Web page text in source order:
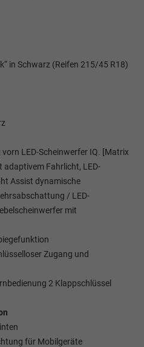
in Schwarz (Reifen 215/45 R18)
LED-Scheinwerfer IQ. [Matrix
adaptivem Fahrlicht, LED-
Assist dynamische
/ LED-
mit
Zugang und
2 Klappschlüssel
für Mobilgeräte